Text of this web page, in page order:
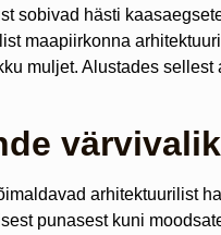
sobivad hästi
maapiirkonna
muljet. Alustades
arhitektuurilist
punasest kuni